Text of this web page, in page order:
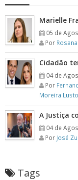
Marielle
05 de
Por
Cidadão
04 de
Por
Moreira
A Justiça
04 de
Por José
Tags